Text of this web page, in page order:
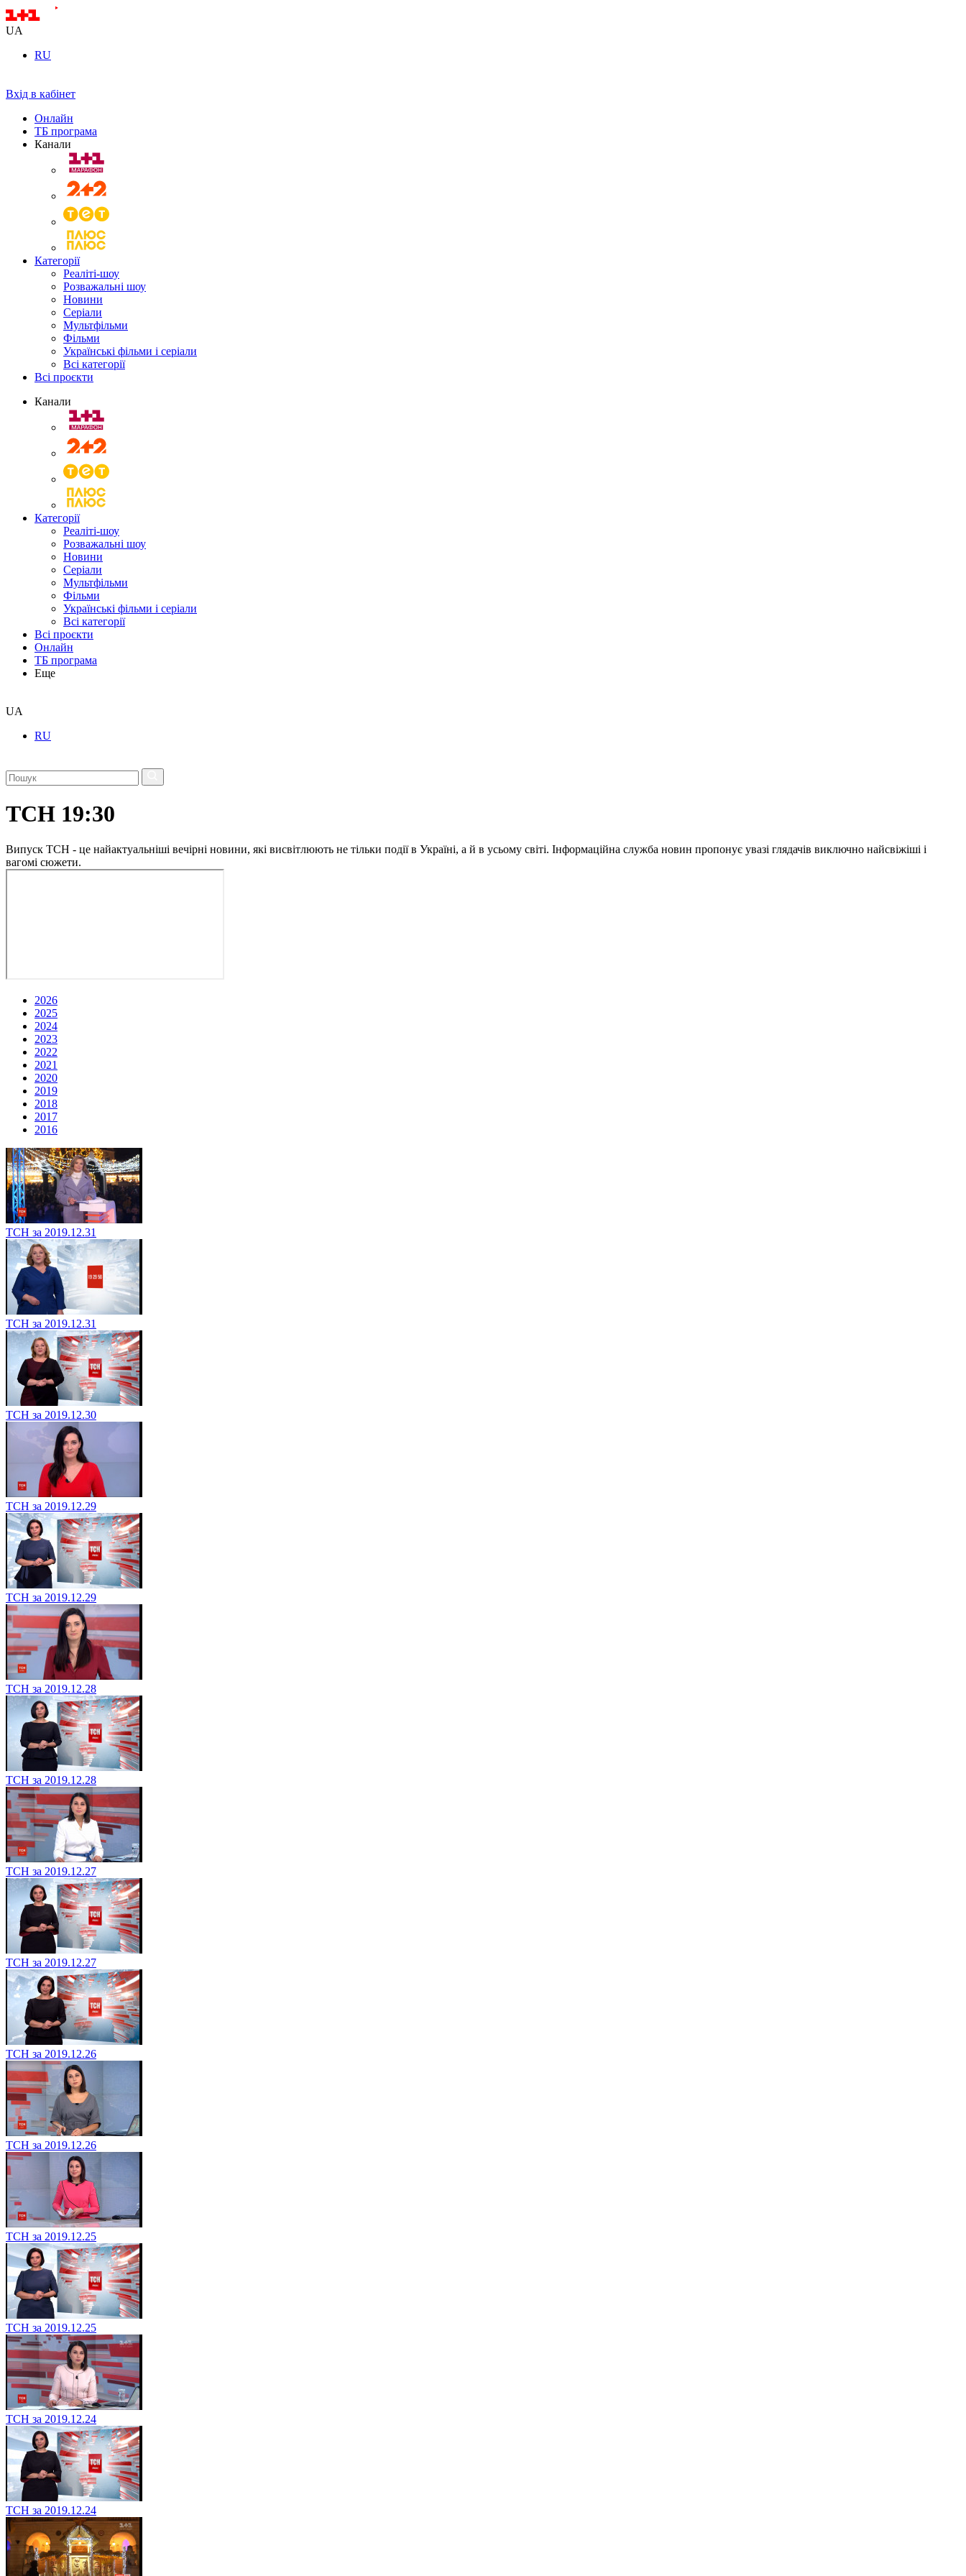
UA
RU
Вхід в кабінет
Онлайн
ТБ програма
Канали
Категорії
Реаліті-шоу
Розважальні шоу
Новини
Серіали
Мультфільми
Фільми
Українські фільми і серіали
Всі категорії
Всі проєкти
Канали
Категорії
Реаліті-шоу
Розважальні шоу
Новини
Серіали
Мультфільми
Фільми
Українські фільми і серіали
Всі категорії
Всі проєкти
Онлайн
ТБ програма
Еще
UA
RU
ТСН 19:30
Випуск ТСН - це найактуальніші вечірні новини, які висвітлюють не тільки події в Україні, а й в усьому світі. Інформаційна служба новин пропонує увазі глядачів виключно найсвіжіші і
вагомі сюжети.
2026
2025
2024
2023
2022
2021
2020
2019
2018
2017
2016
ТСН за 2019.12.31
ТСН за 2019.12.31
ТСН за 2019.12.30
ТСН за 2019.12.29
ТСН за 2019.12.29
ТСН за 2019.12.28
ТСН за 2019.12.28
ТСН за 2019.12.27
ТСН за 2019.12.27
ТСН за 2019.12.26
ТСН за 2019.12.26
ТСН за 2019.12.25
ТСН за 2019.12.25
ТСН за 2019.12.24
ТСН за 2019.12.24